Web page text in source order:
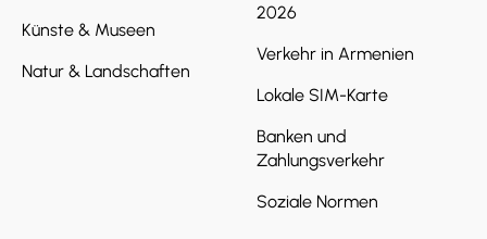
Künste & Museen
Natur & Landschaften
2026
Verkehr in Armenien
Lokale SIM-Karte
Banken und
Zahlungsverkehr
Soziale Normen